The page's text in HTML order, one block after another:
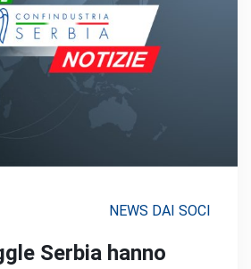
NEWS DAI SOCI
Serbia hanno